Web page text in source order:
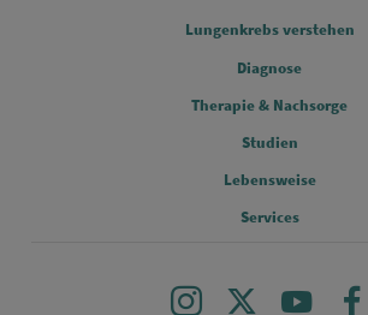
Lungenkrebs verstehen
Diagnose
Therapie & Nachsorge
Studien
Lebensweise
Services
Instagram